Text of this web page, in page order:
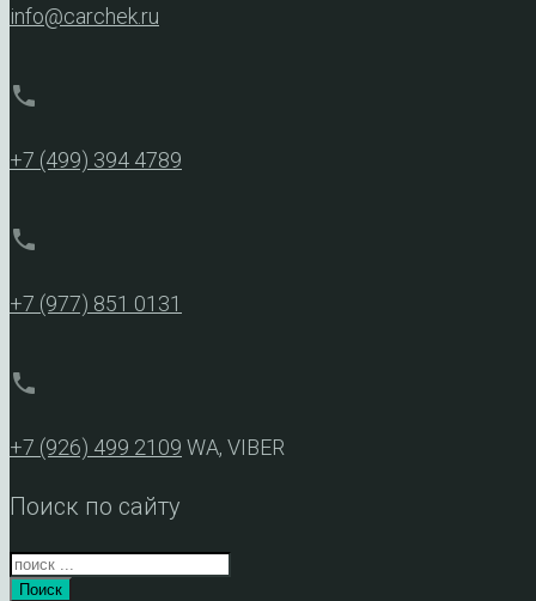
info@carchek.ru
phone
+7 (499) 394 4789
phone
+7 (977) 851 0131
phone
+7 (926) 499 2109 WA, VIBER
Поиск по сайту
Поиск